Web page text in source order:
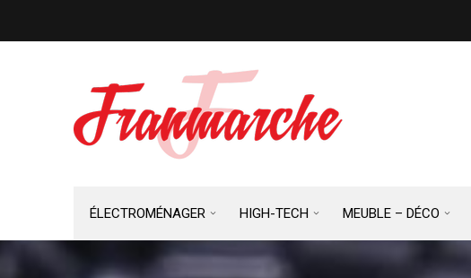
ÉLECTROMÉNAGER HIGH-TECH MEUBLE – DÉCO